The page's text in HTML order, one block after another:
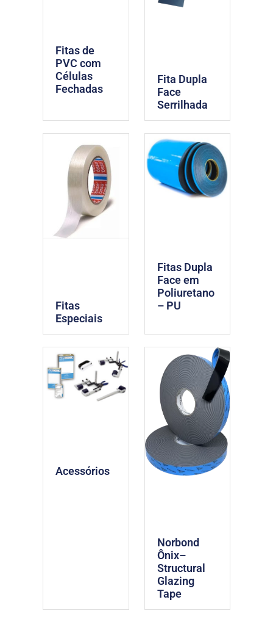
Fitas de
PVC com
Células
Fechadas
Fita Dupla
Face
Serrilhada
Fitas
Especiais
Fitas Dupla
Face em
Poliuretano
– PU
Acessórios
Norbond
Ônix–
Structural
Glazing
Tape